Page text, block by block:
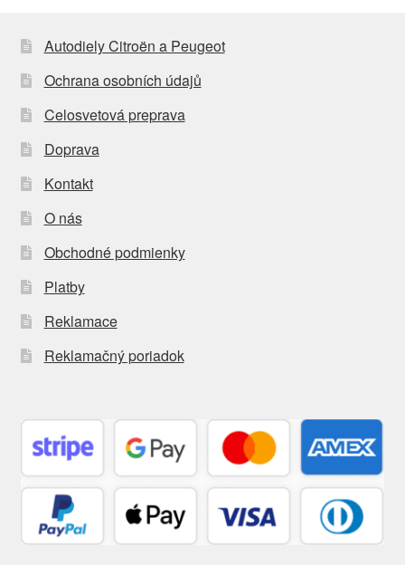
Autodiely Citroën a Peugeot
Ochrana osobních údajů
Celosvetová preprava
Doprava
Kontakt
O nás
Obchodné podmienky
Platby
Reklamace
Reklamačný poriadok